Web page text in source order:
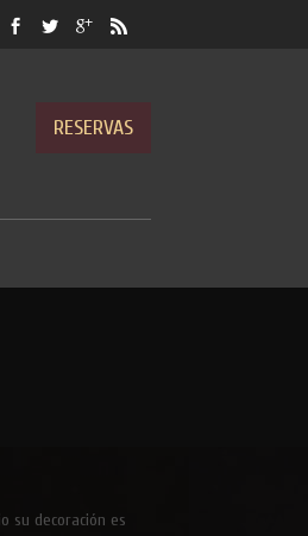
RESERVAS
su decoración es